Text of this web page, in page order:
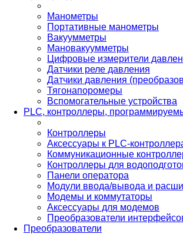
Манометры
Портативные манометры
Вакуумметры
Мановакуумметры
Цифровые измерители
Датчики реле давления
Датчики давления
Тягонапоромеры
Вспомогательные устройства
PLС, контроллеры,
Контроллеры
Аксессуары к PLC-
Коммуникационные
Контроллеры для
Панели оператора
Модули ввода/вывода и
Модемы и коммутаторы
Аксессуары для модемов
Преобразователи
Преобразователи